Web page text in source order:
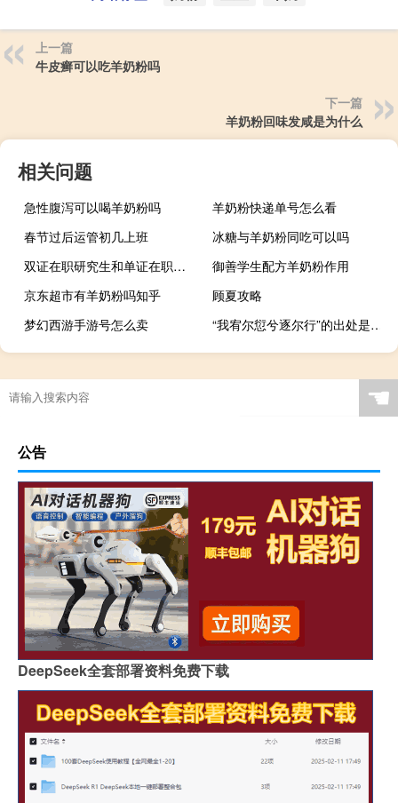
上一篇
牛皮癣可以吃羊奶粉吗
下一篇
羊奶粉回味发咸是为什么
相关问题
急性腹泻可以喝羊奶粉吗
羊奶粉快递单号怎么看
春节过后运管初几上班
冰糖与羊奶粉同吃可以吗
双证在职研究生和单证在职研究生有什么不同
御善学生配方羊奶粉作用
京东超市有羊奶粉吗知乎
顾夏攻略
梦幻西游手游号怎么卖
“我宥尔愆兮逐尔行”的出处是哪里
☚
公告
DeepSeek全套部署资料免费下载